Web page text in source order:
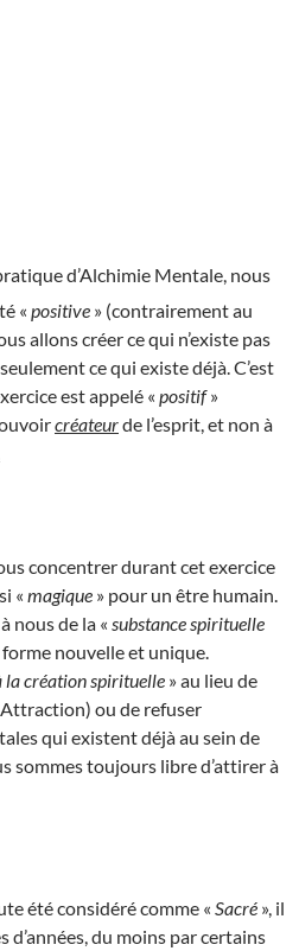
d’Alchimie Mentale, nous
« positive » (contrairement au
allons créer ce qui n’existe pas
ce qui existe déjà. C’est
est appelé « positif»
créateurde l’esprit, et non à
concentrer durant cet exercice
« magique » pour un être humain.
nous de la « substance spirituelle
nouvelle et unique.
la création spirituelle » au lieu de
ou de refuser
qui existent déjà au sein de
sommes toujours libre d’attirer à
été considéré comme « Sacré », il
d’années, du moins par certains